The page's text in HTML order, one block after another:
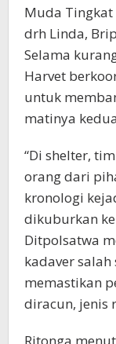
Muda Tingkat
drh Linda,
Selama
Harvet
untuk
matinya
“Di shelter,
orang dari
kronologi
dikuburkan
Ditpolsatwa
kadaver
memastikan
diracun, jenis
Ritonga